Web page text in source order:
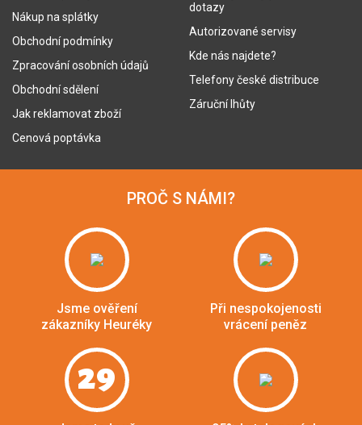
Nákup na splátky
Obchodní podmínky
Zpracování osobních údajů
Obchodní sdělení
Jak reklamovat zboží
Cenová poptávka
dotazy
Autorizované servisy
Kde nás najdete?
Telefony české distribuce
Záruční lhůty
PROČ S NÁMI?
Jsme ověření
zákazníky Heuréky
Při nespokojenosti
vrácení peněz
29